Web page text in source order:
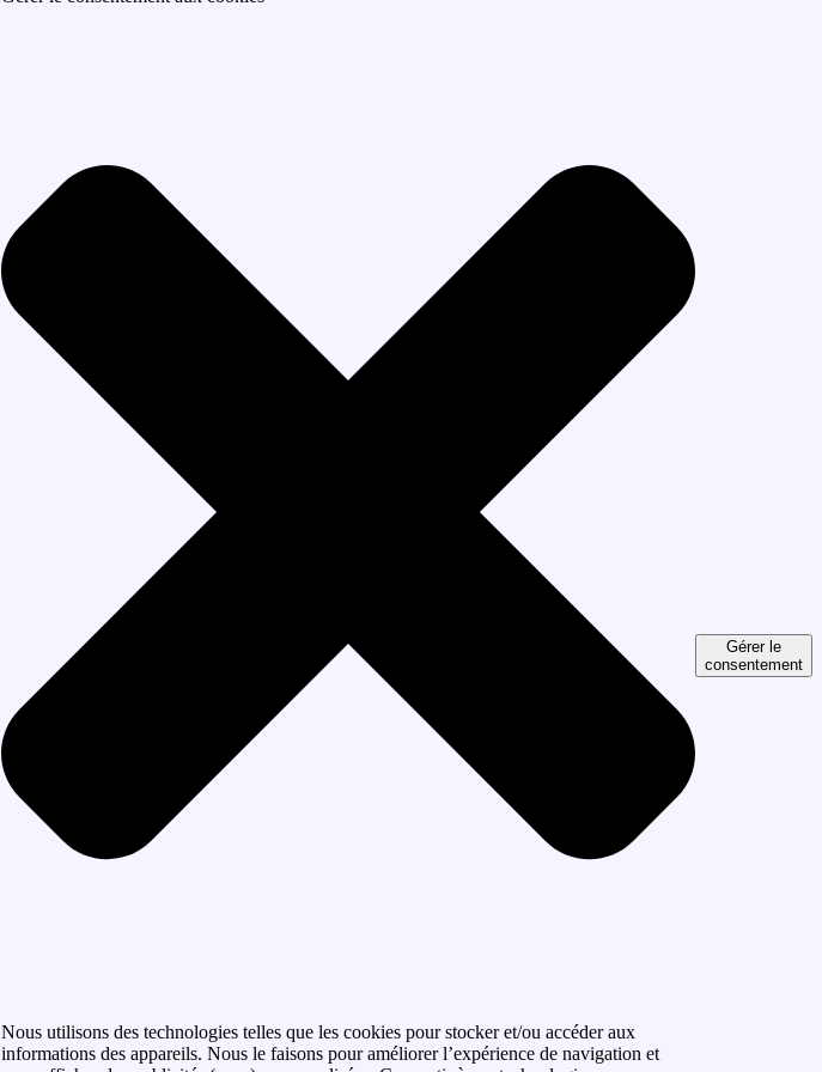
Nous utilisons des technologies telles que les cookies pour stocker et/ou accéder aux
informations des appareils. Nous le faisons pour améliorer l’expérience de navigation et
Gérer le
consentement